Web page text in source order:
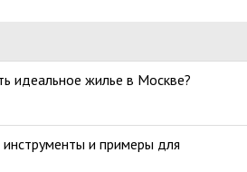
идеальное жилье в Москве?
инструменты и примеры для